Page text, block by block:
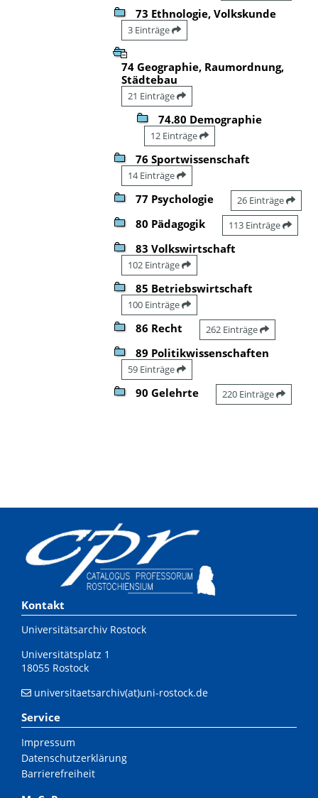
73 Ethnologie, Volkskunde
3 Einträge
74 Geographie, Raumordnung,
Städtebau
21 Einträge
74.80 Demographie
12 Einträge
76 Sportwissenschaft
14 Einträge
77 Psychologie 26 Einträge
80 Pädagogik 113 Einträge
83 Volkswirtschaft
102 Einträge
85 Betriebswirtschaft
100 Einträge
86 Recht 262 Einträge
89 Politikwissenschaften
59 Einträge
90 Gelehrte 220 Einträge
Kontakt
Universitätsarchiv Rostock
Universitätsplatz 1
18055 Rostock
universitaetsarchiv(at)uni-rostock.de
Service
Impressum
Datenschutzerklärung
Barrierefreiheit